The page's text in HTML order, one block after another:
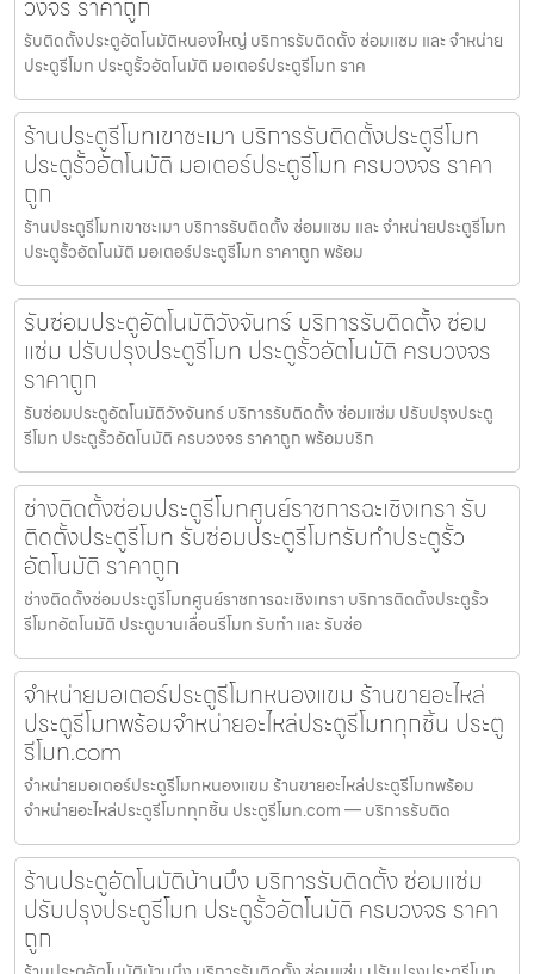
รับติดตั้งประตูอัตโนมัติหนองใหญ่ บริการรับติดตั้ง ซ่อมแซม และ จำหน่าย
ประตูรีโมท ประตูรั้วอัตโนมัติ มอเตอร์ประตูรีโมท ราค
ร้านประตูรีโมทเขาชะเมา บริการรับติดตั้งประตูรีโมท
ประตูรั้วอัตโนมัติ มอเตอร์ประตูรีโมท ครบวงจร ราคา
ถูก
ร้านประตูรีโมทเขาชะเมา บริการรับติดตั้ง ซ่อมแซม และ จำหน่ายประตูรีโมท
ประตูรั้วอัตโนมัติ มอเตอร์ประตูรีโมท ราคาถูก พร้อม
รับซ่อมประตูอัตโนมัติวังจันทร์ บริการรับติดตั้ง ซ่อม
แซ่ม ปรับปรุงประตูรีโมท ประตูรั้วอัตโนมัติ ครบวงจร
ราคาถูก
รับซ่อมประตูอัตโนมัติวังจันทร์ บริการรับติดตั้ง ซ่อมแซ่ม ปรับปรุงประตู
รีโมท ประตูรั้วอัตโนมัติ ครบวงจร ราคาถูก พร้อมบริก
ช่างติดตั้งซ่อมประตูรีโมทศูนย์ราชการฉะเชิงเทรา รับ
ติดตั้งประตูรีโมท รับซ่อมประตูรีโมทรับทำประตูรั้ว
อัตโนมัติ ราคาถูก
ช่างติดตั้งซ่อมประตูรีโมทศูนย์ราชการฉะเชิงเทรา บริการติดตั้งประตูรั้ว
รีโมทอัตโนมัติ ประตูบานเลื่อนรีโมท รับทำ และ รับซ่อ
จำหน่ายมอเตอร์ประตูรีโมทหนองแขม ร้านขายอะไหล่
ประตูรีโมทพร้อมจำหน่ายอะไหล่ประตูรีโมททุกชิ้น ประตู
รีโมท.com
จำหน่ายมอเตอร์ประตูรีโมทหนองแขม ร้านขายอะไหล่ประตูรีโมทพร้อม
จำหน่ายอะไหล่ประตูรีโมททุกชิ้น ประตูรีโมท.com — บริการรับติด
ร้านประตูอัตโนมัติบ้านบึง บริการรับติดตั้ง ซ่อมแซ่ม
ปรับปรุงประตูรีโมท ประตูรั้วอัตโนมัติ ครบวงจร ราคา
ถูก